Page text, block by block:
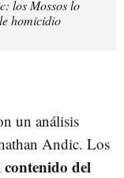
los Mossos lo
homicidio
un análisis
Andic. Los
del